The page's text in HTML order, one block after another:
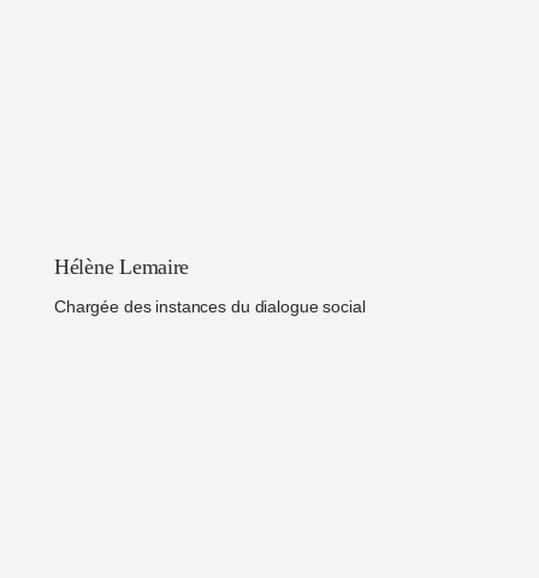
Hélène Lemaire
Chargée des instances du dialogue social